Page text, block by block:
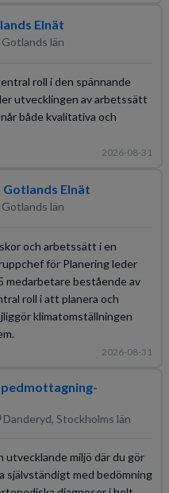
Elnät
län
roll i den spännande
utvecklingen av arbetssätt
både kvalitativa och
2026-08-31
Elnät
län
och arbetssätt i en
för Planering leder
medarbetare bestående av
roll i att planera och
klimatomställningen
2026-08-31
Danderyd, Stockholms län
utvecklande miljö där du gör
självständigt med bedömning